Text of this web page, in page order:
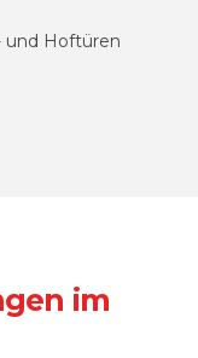
und Hoftüren
im